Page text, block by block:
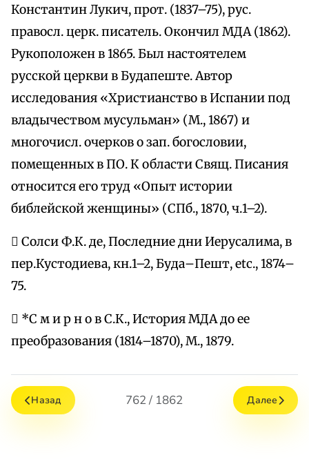
Константин Лукич, прот. (1837–75), рус.
правосл. церк. писатель. Окончил МДА (1862).
Рукоположен в 1865. Был настоятелем
русской церкви в Будапеште. Автор
исследования «Христианство в Испании под
владычеством мусульман» (М., 1867) и
многочисл. очерков о зап. богословии,
помещенных в ПО. К области Свящ. Писания
относится его труд «Опыт истории
библейской женщины» (СПб., 1870, ч.1–2).
 Солси Ф.К. де, Последние дни Иерусалима, в
пер.Кустодиева, кн.1–2, Буда–Пешт, etc., 1874–
75.
 *С м и р н о в С.К., История МДА до ее
преобразования (1814–1870), М., 1879.
Назад 762 / 1862 Далее